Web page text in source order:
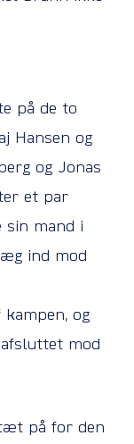
på de to
Hansen og
og Jonas
et par
sin mand i
ind mod
og
mod
på for den